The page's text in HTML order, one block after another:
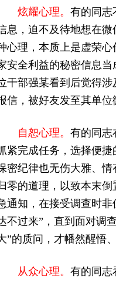
炫耀心理。 有的同志
息，迫不及待地想在微
心理，本质上是虚荣心
安全利益的秘密信息
干部强某看到后觉得
信，被好友发至其单位
自恕心理。 有的同志
紧完成任务，选择便
密纪律也无伤大雅、
零的道理，以致本末
通知，在接受调查时
不过来”，直到面对调
”的质问，才幡然醒悟
从众心理。 有的同志